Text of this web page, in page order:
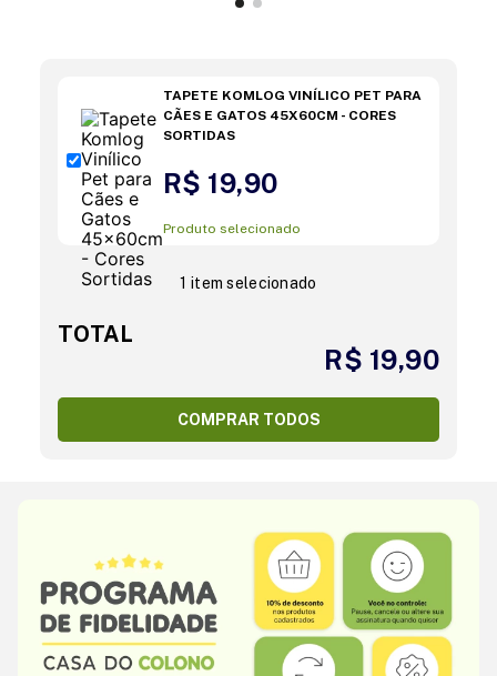
TAPETE KOMLOG VINÍLICO PET PARA
CÃES E GATOS 45X60CM - CORES
SORTIDAS
R$ 19,90
Produto selecionado
1 item selecionado
TOTAL
R$ 19,90
COMPRAR TODOS